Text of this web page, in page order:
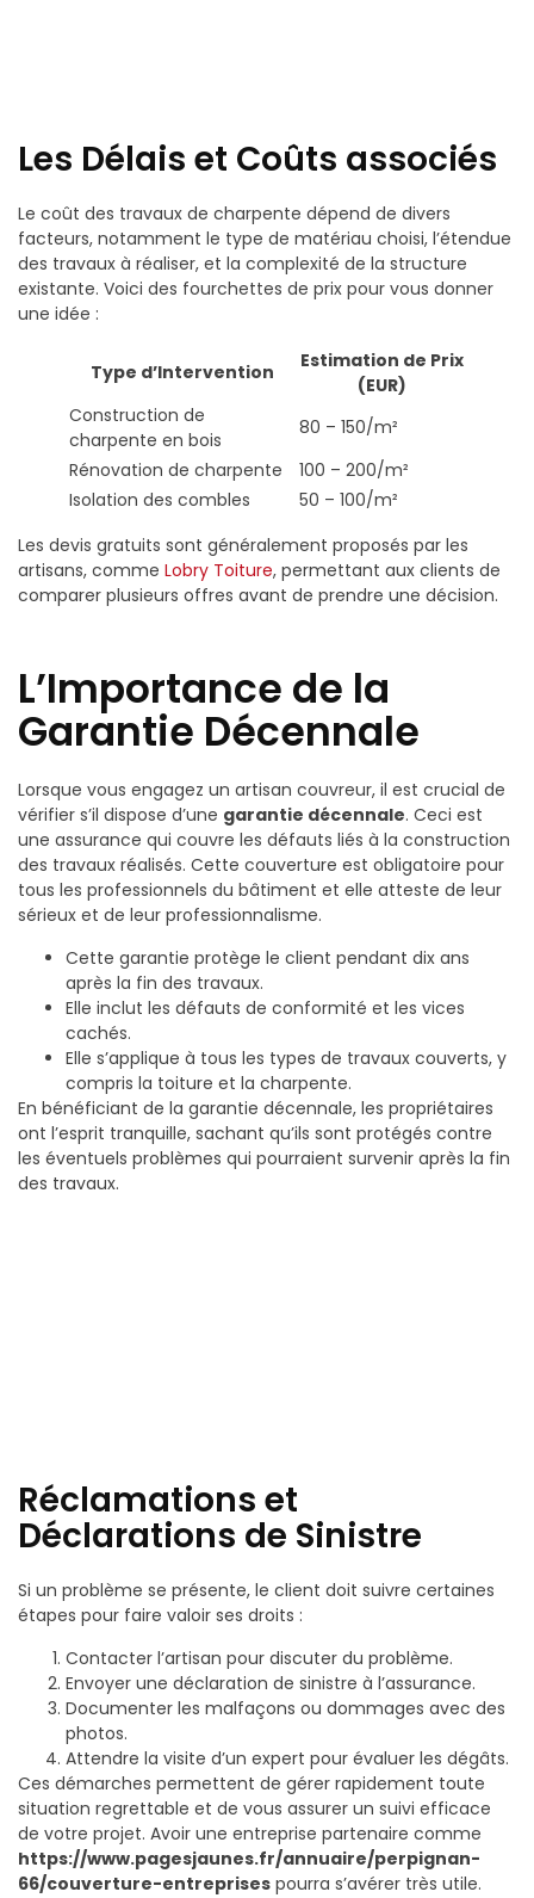
Les Délais et Coûts associés
Le coût des travaux de charpente dépend de divers
facteurs, notamment le type de matériau choisi, l’étendue
des travaux à réaliser, et la complexité de la structure
existante. Voici des fourchettes de prix pour vous donner
une idée :
Type d’Intervention
Estimation de Prix
(EUR)
Construction de
charpente en bois
80 – 150/m²
Rénovation de charpente
100 – 200/m²
Isolation des combles
50 – 100/m²
Les devis gratuits sont généralement proposés par les
artisans, comme Lobry Toiture, permettant aux clients de
comparer plusieurs offres avant de prendre une décision.
L’Importance de la
Garantie Décennale
Lorsque vous engagez un artisan couvreur, il est crucial de
vérifier s’il dispose d’une garantie décennale. Ceci est
une assurance qui couvre les défauts liés à la construction
des travaux réalisés. Cette couverture est obligatoire pour
tous les professionnels du bâtiment et elle atteste de leur
sérieux et de leur professionnalisme.
Cette garantie protège le client pendant dix ans
après la fin des travaux.
Elle inclut les défauts de conformité et les vices
cachés.
Elle s’applique à tous les types de travaux couverts, y
compris la toiture et la charpente.
En bénéficiant de la garantie décennale, les propriétaires
ont l’esprit tranquille, sachant qu’ils sont protégés contre
les éventuels problèmes qui pourraient survenir après la fin
des travaux.
Réclamations et
Déclarations de Sinistre
Si un problème se présente, le client doit suivre certaines
étapes pour faire valoir ses droits :
Contacter l’artisan pour discuter du problème.
Envoyer une déclaration de sinistre à l’assurance.
Documenter les malfaçons ou dommages avec des
photos.
Attendre la visite d’un expert pour évaluer les dégâts.
Ces démarches permettent de gérer rapidement toute
situation regrettable et de vous assurer un suivi efficace
de votre projet. Avoir une entreprise partenaire comme
https://www.pagesjaunes.fr/annuaire/perpignan-
66/couverture-entreprises pourra s’avérer très utile.